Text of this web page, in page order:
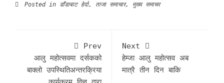
Posted in डाँडाबाट हेर्दा, ताजा समाचार, मुख्य समाचर
Prev
आलु महोत्सवमा दर्सकको
बाक्लो उपस्थितिअन्तरक्रिया
Next
हेम्जा आलु महोत्सव अब
मात्रै तीन दिन बाकि